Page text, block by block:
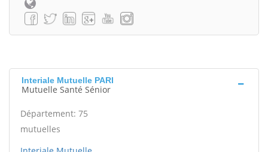
Interiale Mutuelle PARI
Mutuelle Santé Sénior
Département: 75
mutuelles